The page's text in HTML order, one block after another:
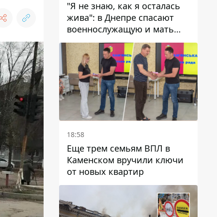
"Я не знаю, как я осталась
жива": в Днепре спасают
военнослужащую и мать
четверых детей, которую
ранил КАБ
18:58
Еще трем семьям ВПЛ в
Каменском вручили ключи
от новых квартир